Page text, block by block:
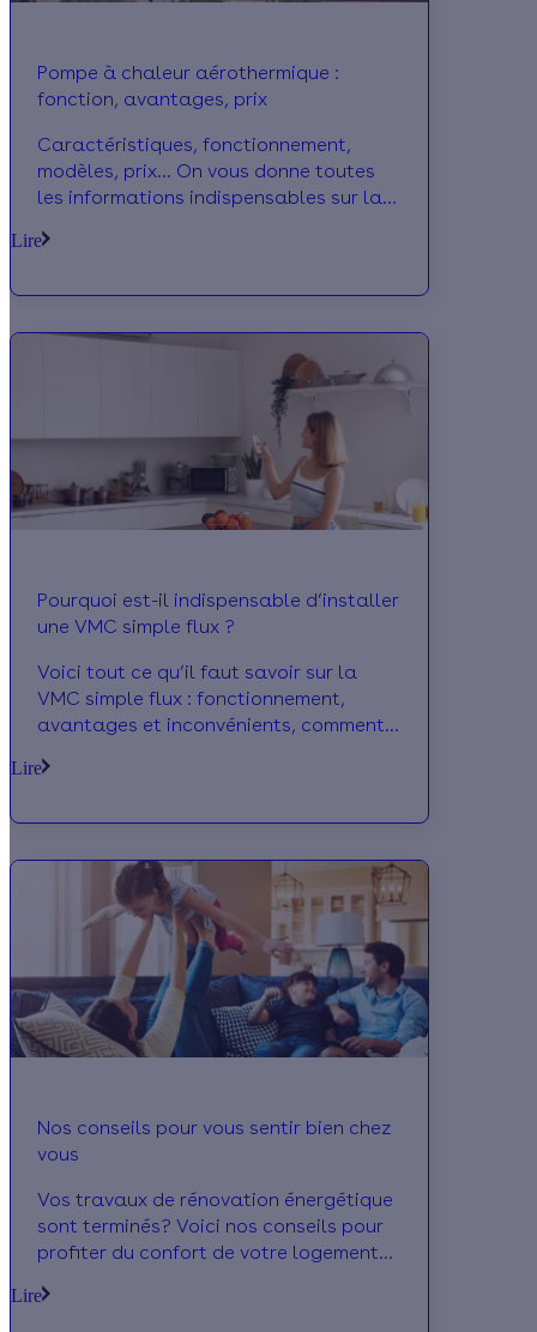
Pompe à chaleur aérothermique :
fonction, avantages, prix
Caractéristiques, fonctionnement,
modèles, prix… On vous donne toutes
les informations indispensables sur la
peut devenir votre prochain système de
Lire
Pourquoi est-il indispensable d’installer
une VMC simple flux ?
Voici tout ce qu’il faut savoir sur la
VMC simple flux : fonctionnement,
avantages et inconvénients, comment
ventilation permet de renouveler l’air
bactéries et les allergènes pour
retrouver une atmosphère plus saine.
Lire
Nos conseils pour vous sentir bien chez
vous
Vos travaux de rénovation énergétique
sont terminés? Voici nos conseils pour
profiter du confort de votre logement
installations et votre matériel ou
Lire